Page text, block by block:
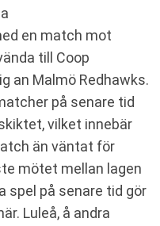
en match mot
till Coop
an Malmö Redhawks.
på senare tid
vilket innebär
än väntat för
mötet mellan lagen
spel på senare tid gör
Luleå, å andra